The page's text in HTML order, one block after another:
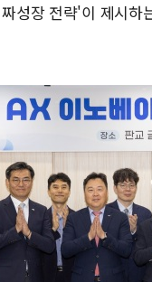
성장 전략'이 제시